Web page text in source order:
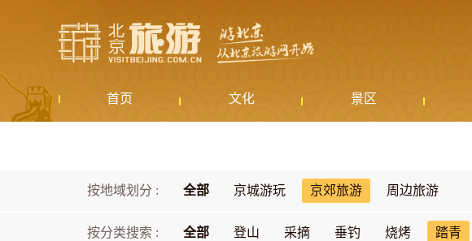
首页 文化 景区
按地域划分 : 全部 京城游玩 京郊旅游 周边旅游
按分类搜索 : 全部 登山 采摘 垂钓 烧烤 踏青